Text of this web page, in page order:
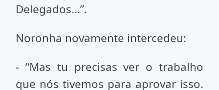
Delegados...”.
Noronha novamente intercedeu:
- “Mas tu precisas ver o trabalho
que nós tivemos para aprovar isso.